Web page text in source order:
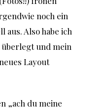
noch ein
aus. Also habe ich
und mein
Layout
„ach du meine